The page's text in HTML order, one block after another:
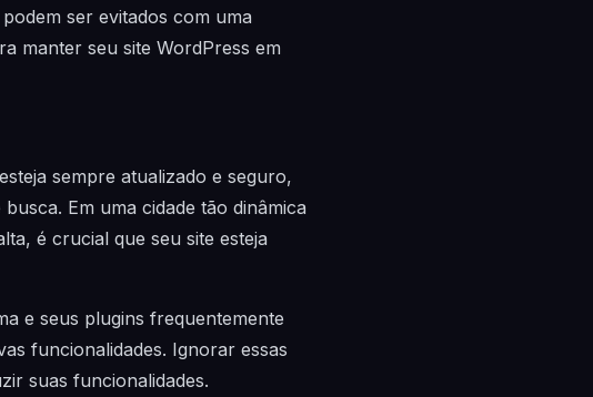
ser evitados com uma
manter seu site WordPress em
sempre atualizado e seguro,
Em uma cidade tão dinâmica
é crucial que seu site esteja
e seus plugins frequentemente
funcionalidades. Ignorar essas
suas funcionalidades.